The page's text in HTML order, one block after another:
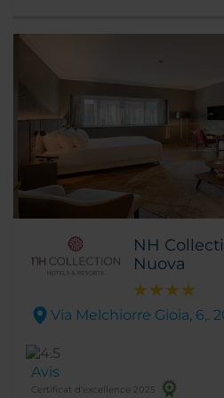
shopping et partir à la
NH
Nuova
Via Melchiorre Gioia, 6,.
Avis
Certificat d'excellence 2025